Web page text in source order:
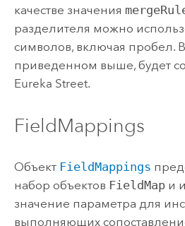
качестве значения
разделителя можно
символов, включая пробел.
приведенном выше, будет
Eureka Street.
FieldMappings
Объект FieldMappings
набор объектов FieldMapи
значение параметра для
выполняющих